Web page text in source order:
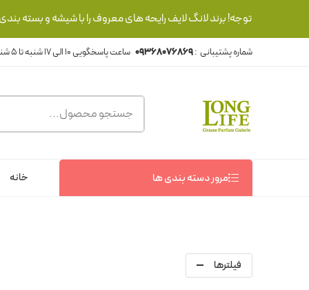
توجه! برند لانگ لایف رایحه های معروف را با شیشه و بسته
شماره پشتیبانی :09368076869
مرور دسته بندی ها خانه
فیلترها